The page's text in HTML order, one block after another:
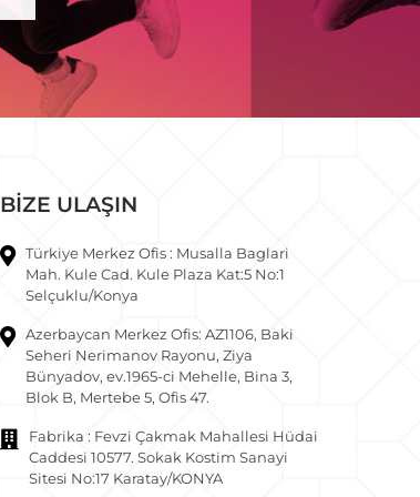
BİZE ULAŞIN
Türkiye Merkez Ofis : Musalla Baglari
Mah. Kule Cad. Kule Plaza Kat:5 No:1
Selçuklu/Konya
Azerbaycan Merkez Ofis: AZ1106, Baki
Seheri Nerimanov Rayonu, Ziya
Bünyadov, ev.1965-ci Mehelle, Bina 3,
Blok B, Mertebe 5, Ofis 47.
Fabrika : Fevzi Çakmak Mahallesi Hüdai
Caddesi 10577. Sokak Kostim Sanayi
Sitesi No:17 Karatay/KONYA